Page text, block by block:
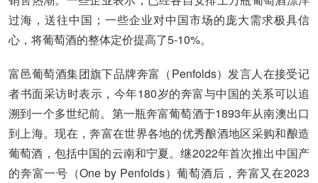
过海，送往中国；一些企业对中国市场的庞大需求极具信
心，将葡萄酒的整体定价提高了5-10%。
富邑葡萄酒集团旗下品牌奔富（Penfolds）发言人在接受记
者书面采访时表示，今年180岁的奔富与中国的关系可以追
溯到一个多世纪前。第一瓶奔富葡萄酒于1893年从南澳出口
到上海。现在，奔富在世界各地的优秀酿酒地区采购和酿造
葡萄酒，包括中国的云南和宁夏。继2022年首次推出中国产
的奔富一号（One by Penfolds）葡萄酒后，奔富又在2023